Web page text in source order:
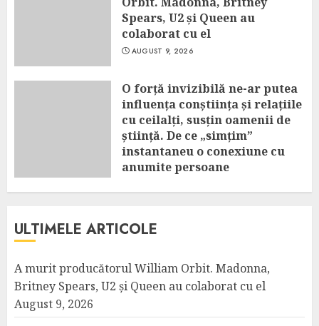
Spears, U2 și Queen au
colaborat cu el
AUGUST 9, 2026
O forță invizibilă ne-ar putea
influența conștiința și relațiile
cu ceilalți, susțin oamenii de
știință. De ce „simțim”
instantaneu o conexiune cu
anumite persoane
ULTIMELE ARTICOLE
A murit producătorul William Orbit. Madonna,
Britney Spears, U2 și Queen au colaborat cu el
August 9, 2026